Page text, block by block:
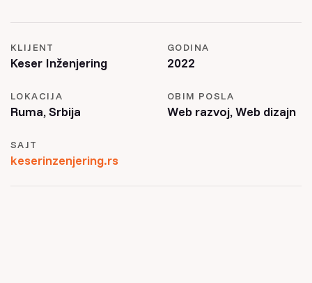
KLIJENT
Keser Inženjering
GODINA
2022
LOKACIJA
Ruma, Srbija
OBIM POSLA
Web razvoj, Web dizajn
SAJT
keserinzenjering.rs